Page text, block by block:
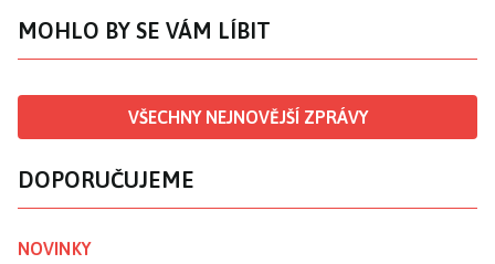
MOHLO BY SE VÁM LÍBIT
VŠECHNY NEJNOVĚJŠÍ ZPRÁVY
DOPORUČUJEME
NOVINKY